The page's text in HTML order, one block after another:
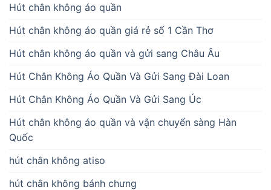
Hút chân không áo quần
Hút chân không áo quần giá rẻ số 1 Cần Thơ
Hút chân không áo quần và gửi sang Châu Âu
Hút Chân Không Áo Quần Và Gửi Sang Đài Loan
Hút Chân Không Áo Quần Và Gửi Sang Úc
Hút chân không áo quần và vận chuyển sàng Hàn
Quốc
hút chân không atiso
hút chân không bánh chưng